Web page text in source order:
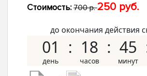
Стоимость: 700 р.250 руб.
до окончания действия
01 18 45